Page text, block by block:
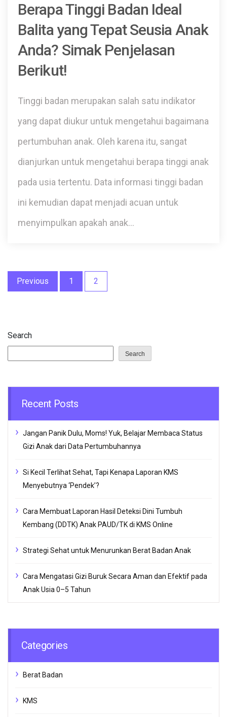
Berapa Tinggi Badan Ideal
Balita yang Tepat Seusia Anak
Anda? Simak Penjelasan
Berikut!
Tinggi badan merupakan salah satu indikator
yang dapat diukur untuk mengetahui bagaimana
pertumbuhan anak. Oleh karena itu, sangat
dianjurkan untuk mengetahui berapa tinggi anak
pada usia tertentu. Data informasi tinggi badan
ini kemudian dapat menjadi acuan untuk
menyimpulkan apakah anak…
Posts
Previous 1 2
Search
Search
Recent Posts
Jangan Panik Dulu, Moms! Yuk, Belajar Membaca Status
Gizi Anak dari Data Pertumbuhannya
Si Kecil Terlihat Sehat, Tapi Kenapa Laporan KMS
Menyebutnya ‘Pendek’?
Cara Membuat Laporan Hasil Deteksi Dini Tumbuh
Kembang (DDTK) Anak PAUD/TK di KMS Online
Strategi Sehat untuk Menurunkan Berat Badan Anak
Cara Mengatasi Gizi Buruk Secara Aman dan Efektif pada
Anak Usia 0–5 Tahun
Categories
Berat Badan
KMS